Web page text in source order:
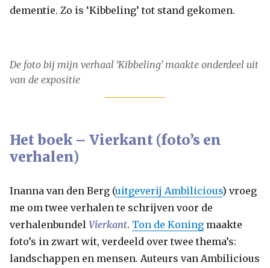
dementie. Zo is ‘Kibbeling’ tot stand gekomen.
De foto bij mijn verhaal ‘Kibbeling’ maakte onderdeel uit
van de expositie
Het boek – Vierkant (foto’s en
verhalen)
Inanna van den Berg (uitgeverij Ambilicious) vroeg
me om twee verhalen te schrijven voor de
verhalenbundel Vierkant. Ton de Koning maakte
foto’s in zwart wit, verdeeld over twee thema’s:
landschappen en mensen. Auteurs van Ambilicious